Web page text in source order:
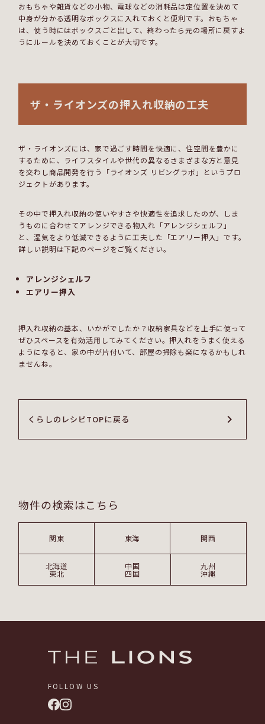
おもちゃや雑貨などの小物、電球などの消耗品は定位置を決めて
中身が分かる透明なボックスに入れておくと便利です。おもちゃ
は、使う時にはボックスごと出して、終わったら元の場所に戻すよ
うにルールを決めておくことが大切です。
ザ・ライオンズの押入れ収納の工夫
ザ・ライオンズには、家で過ごす時間を快適に、住空間を豊かに
するために、ライフスタイルや世代の異なるさまざまな方と意見
を交わし商品開発を行う「ライオンズ リビングラボ」というプロ
ジェクトがあります。
その中で押入れ収納の使いやすさや快適性を追求したのが、しま
うものに合わせてアレンジできる物入れ「アレンジシェルフ」
と、湿気をより低減できるように工夫した「エアリー押入」です。
詳しい説明は下記のページをご覧ください。
アレンジシェルフ
エアリー押入
押入れ収納の基本、いかがでしたか？収納家具などを上手に使って
ぜひスペースを有効活用してみてください。押入れをうまく使える
ようになると、家の中が片付いて、部屋の掃除も楽になるかもしれ
ませんね。
くらしのレシピTOPに戻る
物件の検索はこちら
関東 東海 関西
北海道
東北
中国
四国
九州
沖縄
FOLLOW US